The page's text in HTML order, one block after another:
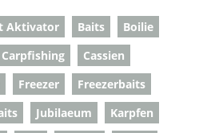
Aktivator Baits
Boilie
Carpfishing
Cassien
Freezer
Freezerbaits
Jubilaeum
Karpfen